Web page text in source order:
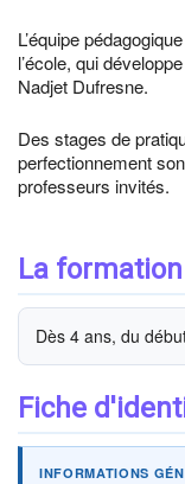
L’équipe
l’école, qui
Nadjet Dufresne.
Des stages de
perfectionnement
professeurs invités.
La formation
Dès 4 ans, du
Fiche
INFORMATIONS